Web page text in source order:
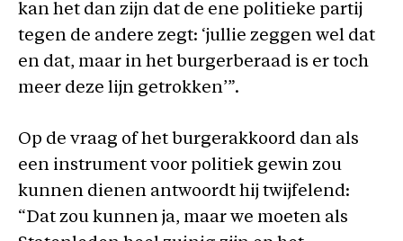
kan het dan zijn dat de ene politieke partij
tegen de andere zegt: ‘jullie zeggen wel dat
en dat, maar in het burgerberaad is er toch
meer deze lijn getrokken’”.
Op de vraag of het burgerakkoord dan als
een instrument voor politiek gewin zou
kunnen dienen antwoordt hij twijfelend:
“Dat zou kunnen ja, maar we moeten als